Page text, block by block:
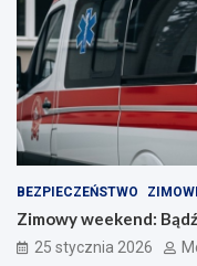
BEZPIECZEŃSTWO
Zimowy weekend:
25 stycznia 2026